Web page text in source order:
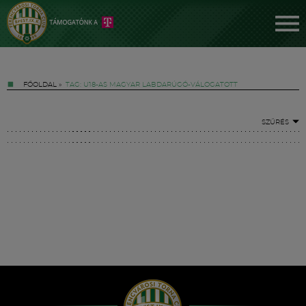
FŐOLDAL » TAG: U18-AS MAGYAR LABDARÚGÓ-VÁLOGATOTT
SZŰRÉS
Hírek